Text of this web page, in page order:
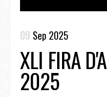
09 Sep 2025
XLI FIRA
2025